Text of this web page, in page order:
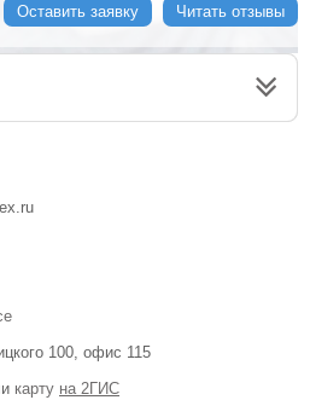
Оставить заявку Читать отзывы
100, офис 115
карту на 2ГИС